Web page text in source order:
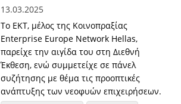
13.03.2025
Το ΕΚΤ, μέλος της Κοινοπραξίας
Enterprise Europe Network Hellas,
παρείχε την αιγίδα του στη Διεθνή
Έκθεση, ενώ συμμετείχε σε πάνελ
συζήτησης με θέμα τις προοπτικές
ανάπτυξης των νεοφυών επιχειρήσεων.